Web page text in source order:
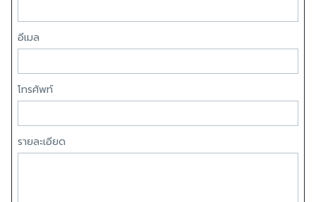
อีเมล
โทรศัพท์
รายละเอียด